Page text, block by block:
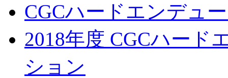
CGCハードエンデュ
2018年度 CGCハード
ション